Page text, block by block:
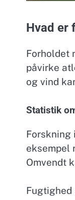
Hvad er
Forholdet
påvirke
og vind
Statistik
eksempel
Omvendt